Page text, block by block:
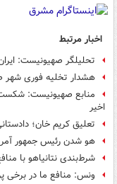
اخبار مرتبط
تحلیلگر صهیونیست:
هشدار تخلیه فوری شهر
منابع صهیونیست: شکست
اخیر
تعلیق کریم خان؛
هو شدن رئیس جمهور
شرط‌بندی نتانیاهو با
ونس: منافع ما در برخی